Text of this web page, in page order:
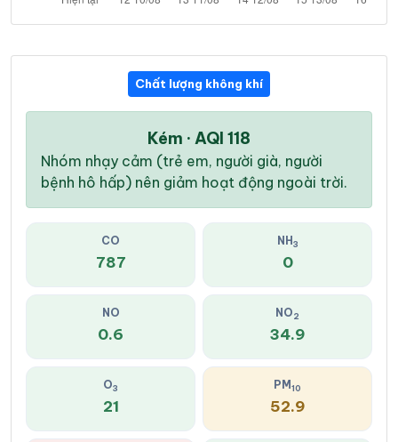
Chất lượng không khí
Kém · AQI 118
Nhóm nhạy cảm (trẻ em, người già, người
bệnh hô hấp) nên giảm hoạt động ngoài trời.
CO
787
NH 3
0
NO
0.6
NO2
34.9
O3
21
PM10
52.9